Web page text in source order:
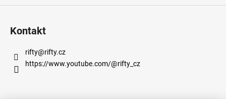
Kontakt
rifty@rifty.cz
https://www.youtube.com/@rifty_cz